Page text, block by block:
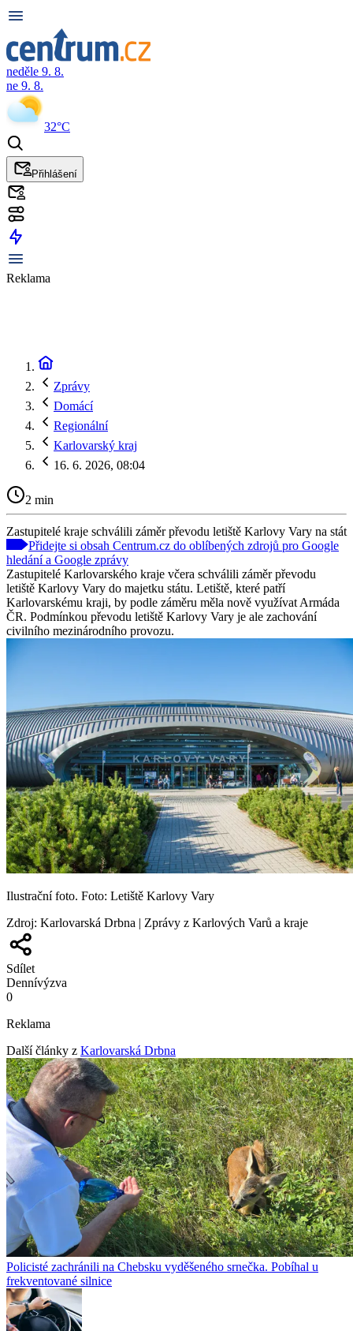
neděle 9. 8.
ne 9. 8.
32°C
Přihlášení
Reklama
Zprávy
Domácí
Regionální
Karlovarský kraj
16. 6. 2026, 08:04
2 min
Zastupitelé kraje schválili záměr převodu letiště Karlovy Vary na stát
Přidejte si obsah Centrum.cz do oblíbených zdrojů pro Google
hledání a Google zprávy
Zastupitelé Karlovarského kraje včera schválili záměr převodu
letiště Karlovy Vary do majetku státu. Letiště, které patří
Karlovarskému kraji, by podle záměru měla nově využívat Armáda
ČR. Podmínkou převodu letiště Karlovy Vary je ale zachování
civilního mezinárodního provozu.
Ilustrační foto. Foto: Letiště Karlovy Vary
Zdroj: Karlovarská Drbna | Zprávy z Karlových Varů a kraje
Sdílet
Dennívýzva
0
Reklama
Další články z Karlovarská Drbna
Policisté zachránili na Chebsku vyděšeného srnečka. Pobíhal u
frekventované silnice